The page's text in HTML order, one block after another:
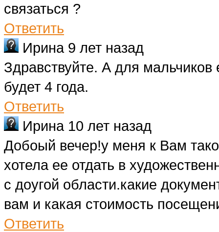
связаться ?
Ответить
Ирина 9 лет назад
Здравствуйте. А для
будет 4 года.
Ответить
Ирина 10 лет назад
Добоый вечер!у меня к Вам
хотела ее отдать в
с доугой области.какие
вам и какая стоимость
Ответить